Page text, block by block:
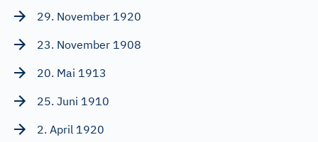
29. November 1920
23. November 1908
20. Mai 1913
25. Juni 1910
2. April 1920